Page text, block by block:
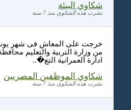
شكاوي البيئة
نشرت هذه الشكوى منذ 7 سنة
من وزارة التربية والتعليم
ادارة العمرانية التع�..
شكاوي الموظفين المصريين
نشرت هذه الشكوى منذ 7 سنة